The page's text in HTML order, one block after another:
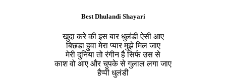
Best Dhulandi Shayari
खुदा करे की इस बार धुलंडी ऐसी आए
बिछडा हुवा मेरा प्यार मुझे मिल जाए
मेरी दुनिया तो रंगीन है सिर्फ उस से
काश वो आए और चुपके से गुलाल लगा जाए
हैप्पी धुलंडी